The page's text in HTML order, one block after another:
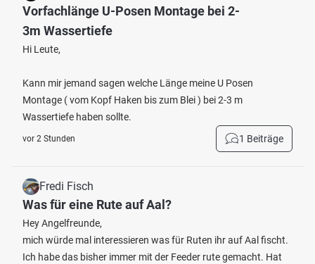
Vorfachlänge U-Posen Montage bei 2-
3m Wassertiefe
Hi Leute,
Kann mir jemand sagen welche Länge meine U Posen
Montage ( vom Kopf Haken bis zum Blei ) bei 2-3 m
Wassertiefe haben sollte.
vor 2 Stunden 1 Beiträge
Fredi Fisch
Was für eine Rute auf Aal?
Hey Angelfreunde,
mich würde mal interessieren was für Ruten ihr auf Aal fischt.
Ich habe das bisher immer mit der Feeder rute gemacht. Hat